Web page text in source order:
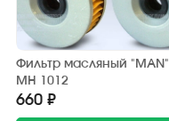
Фильтр масляный "MAN"
MH 1012
660 ₽